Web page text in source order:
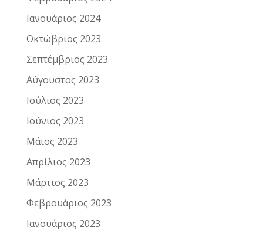
Ιανουάριος 2024
Οκτώβριος 2023
Σεπτέμβριος 2023
Αύγουστος 2023
Ιούλιος 2023
Ιούνιος 2023
Μάιος 2023
Απρίλιος 2023
Μάρτιος 2023
Φεβρουάριος 2023
Ιανουάριος 2023